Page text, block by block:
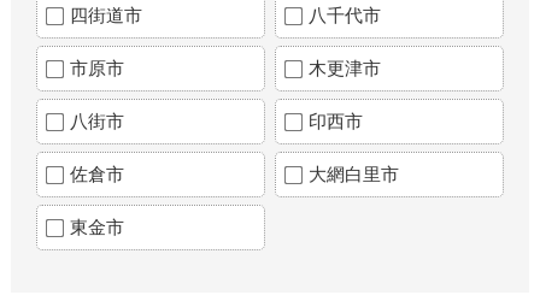
四街道市 八千代市
市原市 木更津市
八街市 印西市
佐倉市 大網白里市
東金市